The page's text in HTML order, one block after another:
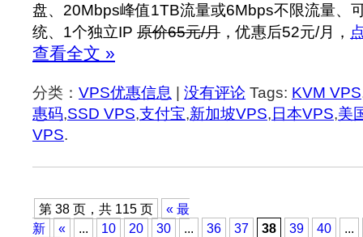
盘、20Mbps峰值1TB流量或6Mbps不限流量、
统、1个独立IP 原价65元/月 ，优惠后52元/月，
查看全文 »
分类： VPS优惠信息 没有评论 Tags: KVM VPS
惠码,SSD VPS,支付宝,新加坡VPS, 日本VPS,美
VPS.
第 38 页，共 115 页
« 最
新
« ... 10 20 30 ... 36 37 38 39 40
...